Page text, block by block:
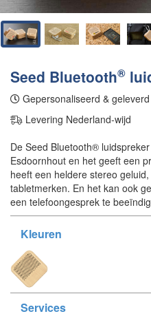
Seed Bluetooth®
Gepersonaliseerd &
Levering Nederland-wijd
De Seed Bluetooth®
Esdoornhout en het geeft een
heeft een heldere stereo
tabletmerken. En het kan ook
een telefoongesprek te
Kleuren
Services